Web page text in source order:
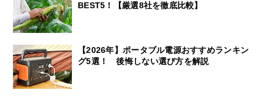
BEST5！【厳選8社を徹底比較】
【2026年】ポータブル電源おすすめランキン
グ5選！ 後悔しない選び方を解説